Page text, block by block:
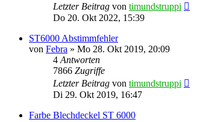
Letzter Beitrag von timundstruppi
Do 20. Okt 2022, 15:39
ST6000 Abstimmfehler
von Febra » Mo 28. Okt 2019, 20:09
4 Antworten
7866 Zugriffe
Letzter Beitrag von timundstruppi
Di 29. Okt 2019, 16:47
Farbe Blechdeckel ST 6000